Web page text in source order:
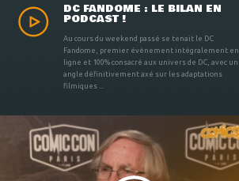
DC FANDOME : LE BILAN EN
PODCAST !
Au cours du weekend passé se tenait le DC
Fandome, premier évènement intégralement en
ligne et 100% consacré aux univers de DC, avec un
angle définitivement axé sur les adaptations
filmiques ...